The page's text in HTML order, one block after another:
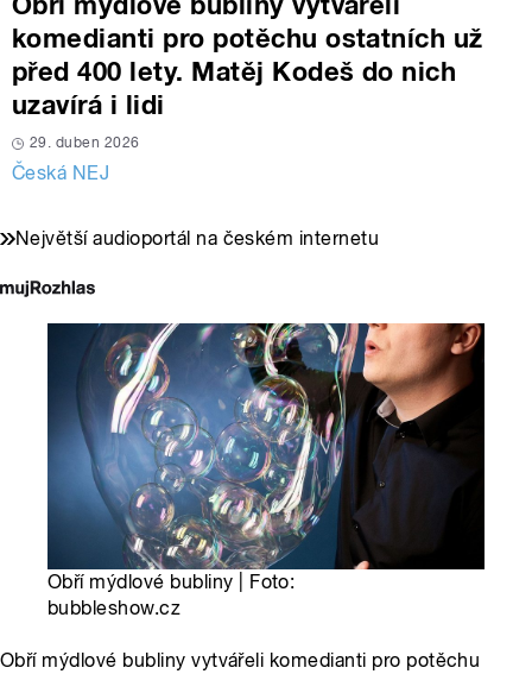
komedianti pro potěchu ostatních už
před 400 lety. Matěj Kodeš do nich
uzavírá i lidi
29. duben 2026
Česká NEJ
Největší audioportál na českém internetu
Obří mýdlové bubliny | Foto:
bubbleshow.cz
Obří mýdlové bubliny vytvářeli komedianti pro potěchu